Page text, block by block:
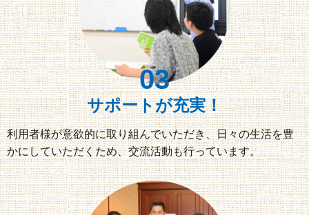
03
サポートが充実！
利用者様が意欲的に取り組んでいただき、日々の生活を豊
かにしていただくため、交流活動も行っています。